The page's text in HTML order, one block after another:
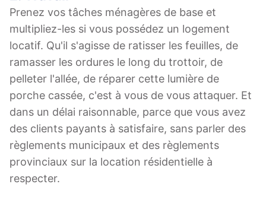
Prenez vos tâches ménagères de base et
multipliez-les si vous possédez un logement
locatif. Qu'il s'agisse de ratisser les feuilles, de
ramasser les ordures le long du trottoir, de
pelleter l'allée, de réparer cette lumière de
porche cassée, c'est à vous de vous attaquer. Et
dans un délai raisonnable, parce que vous avez
des clients payants à satisfaire, sans parler des
règlements municipaux et des règlements
provinciaux sur la location résidentielle à
respecter.